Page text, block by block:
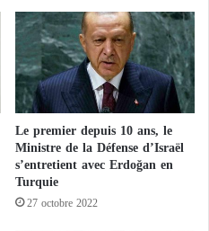
Le premier depuis 10 ans, le
Ministre de la Défense d’Israël
s’entretient avec Erdoğan en
Turquie
27 octobre 2022